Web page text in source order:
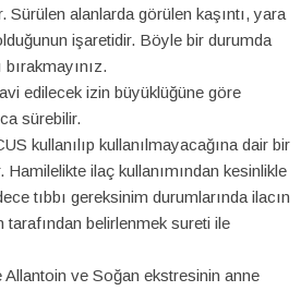
Sürülen alanlarda görülen kaşıntı, yara
işaretidir. Böyle bir durumda
edilecek izin büyüklüğüne göre
sürebilir.
kullanılıp kullanılmayacağına dair bir
Hamilelikte ilaç kullanımından kesinlikle
tıbbı gereksinim durumlarında ilacın
tarafından belirlenmek sureti ile
ve Soğan ekstresinin anne